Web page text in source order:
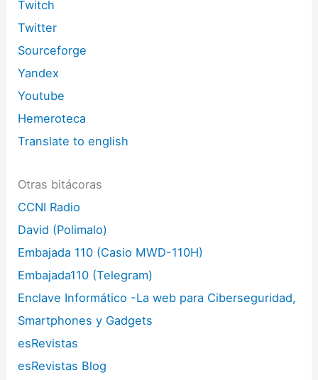
Twitch
Twitter
Sourceforge
Yandex
Youtube
Hemeroteca
Translate to english
Otras bitácoras
CCNI Radio
David (Polimalo)
Embajada 110 (Casio MWD-110H)
Embajada110 (Telegram)
Enclave Informático -La web para Ciberseguridad,
Smartphones y Gadgets
esRevistas
esRevistas Blog